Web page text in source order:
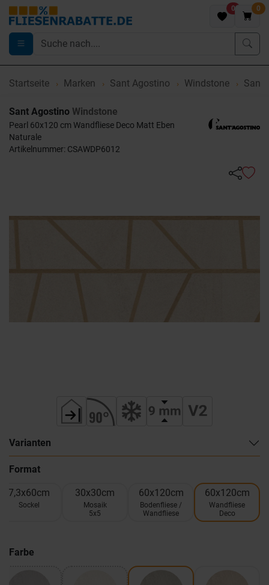
0 0
Startseite Marken Sant Agostino Windstone Sant
Sant Agostino Windstone
Pearl 60x120 cm Wandfliese Deco Matt Eben
Naturale
Artikelnummer: CSAWDP6012
Varianten
Format
7,3x60cm
Sockel
30x30cm
Mosaik
5x5
60x120cm
Bodenfliese /
Wandfliese
60x120cm
Wandfliese
Deco
Farbe